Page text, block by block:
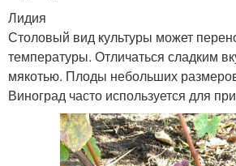
Лидия
Столовый вид культуры может
температуры. Отличаться сладким
мякотью. Плоды небольших
Виноград часто используется для